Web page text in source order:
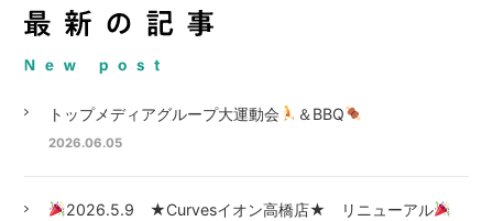
トップメディアグループ大運動会 ＆BBQ
2026.06.05
2026.5.9 ★Curvesイオン高橋店★ リニューアル